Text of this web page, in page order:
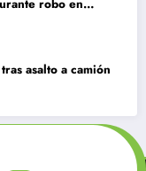
robo en
asalto a camión